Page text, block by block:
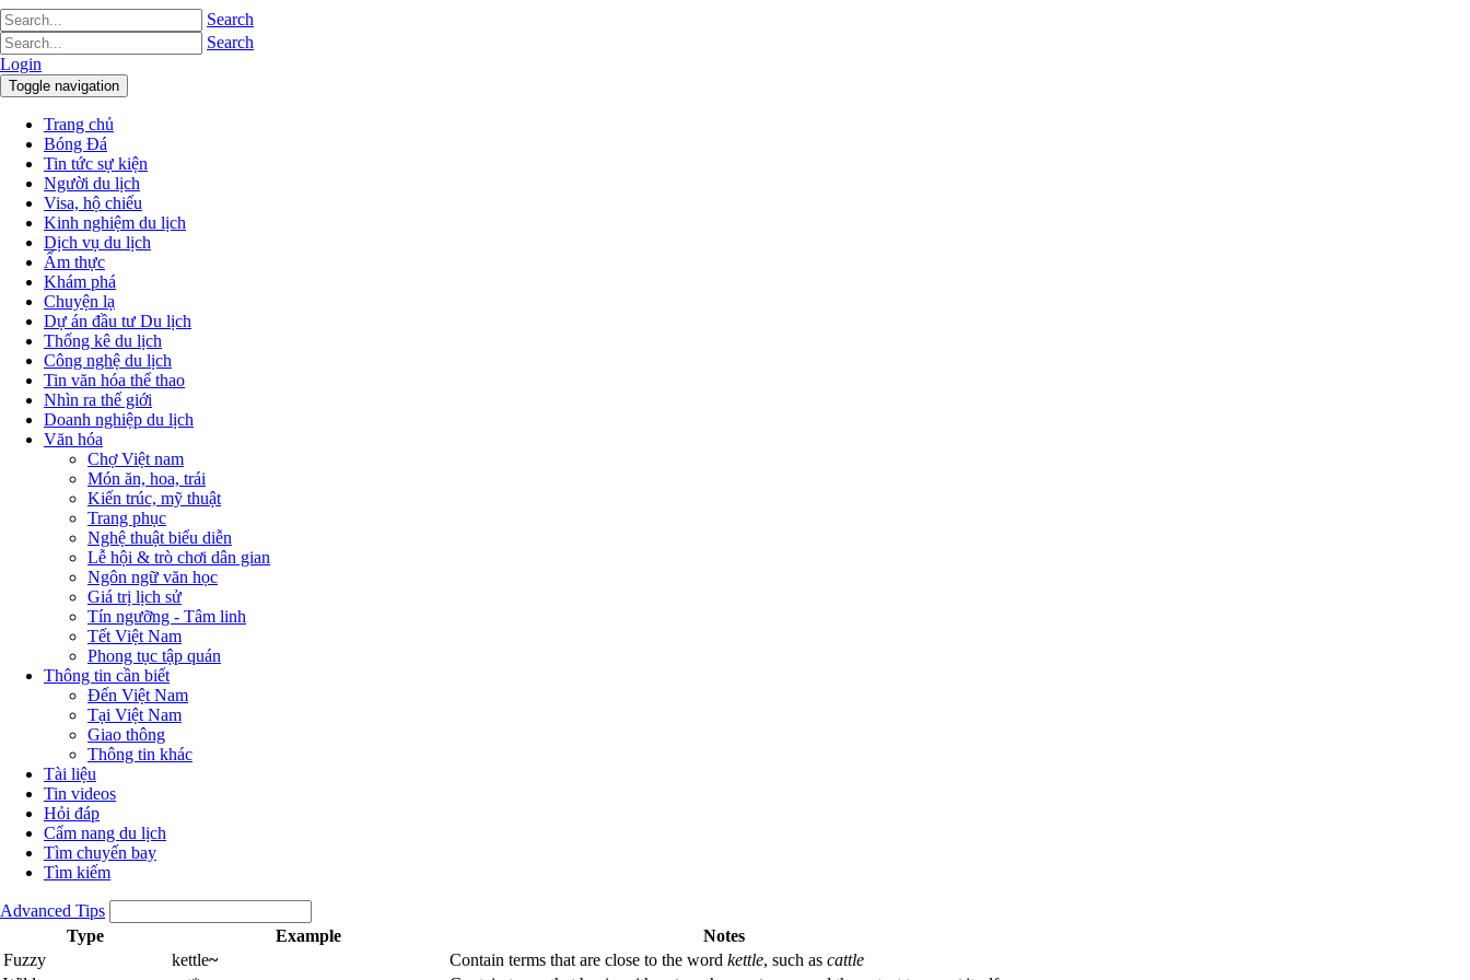
Search
Search
Login
Toggle navigation
Trang chủ
Bóng Đá
Tin tức sự kiện
Người du lịch
Visa, hộ chiếu
Kinh nghiệm du lịch
Dịch vụ du lịch
Ẩm thực
Khám phá
Chuyện lạ
Dự án đầu tư Du lịch
Thống kê du lịch
Công nghệ du lịch
Tin văn hóa thể thao
Nhìn ra thế giới
Doanh nghiệp du lịch
Văn hóa
Chợ Việt nam
Món ăn, hoa, trái
Kiến trúc, mỹ thuật
Trang phục
Nghệ thuật biểu diễn
Lễ hội & trò chơi dân gian
Ngôn ngữ văn học
Giá trị lịch sử
Tín ngưỡng - Tâm linh
Tết Việt Nam
Phong tục tập quán
Thông tin cần biết
Đến Việt Nam
Tại Việt Nam
Giao thông
Thông tin khác
Tài liệu
Tin videos
Hỏi đáp
Cẩm nang du lịch
Tìm chuyến bay
Tìm kiếm
Advanced Tips
Type
Example
Notes
Fuzzy
kettle~ Contain terms that are close to the word kettle, such as cattle